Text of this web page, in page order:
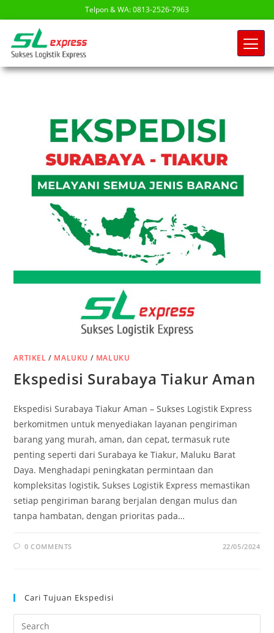
Telpon & WA: 0813-2526-7963
ARTIKEL / MALUKU / MALUKU
Ekspedisi Surabaya Tiakur Aman
Ekspedisi Surabaya Tiakur Aman – Sukses Logistik Express
berkomitmen untuk menyediakan layanan pengiriman
barang yang murah, aman, dan cepat, termasuk rute
penting seperti dari Surabaya ke Tiakur, Maluku Barat
Daya. Menghadapi peningkatan permintaan dan
kompleksitas logistik, Sukses Logistik Express memastikan
setiap pengiriman barang berjalan dengan mulus dan
tanpa hambatan, dengan prioritas pada…
0 COMMENTS 22/05/2024
Cari Tujuan Ekspedisi